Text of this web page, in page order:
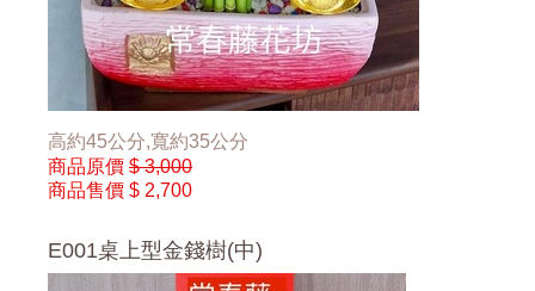
高約45公分,寬約35公分
商品原價 $ 3,000
商品售價 $ 2,700
E001桌上型金錢樹(中)